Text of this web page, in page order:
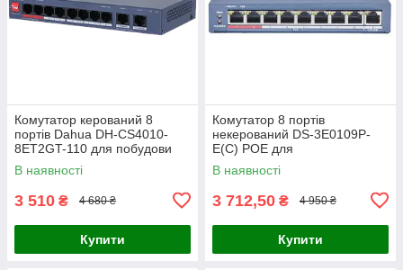
Комутатор керований 8
портів Dahua DH-CS4010-
8ET2GT-110 для побудови
мережі з PoE, 110 Вт,
10/100/1000M, робоча
В наявності
3 510 ₴ 4 680 ₴
Купити
Комутатор 8 портів
некерований DS-3E0109P-
E(C) POE для
відеоспостереження з
підтримкою PoE, 8x RJ45,
В наявності
3 712,50 ₴ 4 950 ₴
Купити